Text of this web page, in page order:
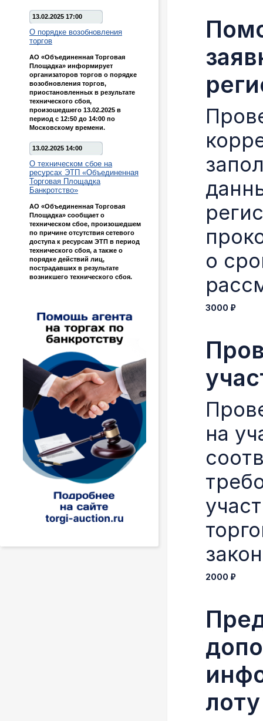
13.02.2025 17:00
О порядке возобновления
торгов
АО «Объединенная Торговая
Площадка» информирует
организаторов торгов о порядке
возобновления торгов,
приостановленных в результате
технического сбоя,
произошедшего 13.02.2025 в
период с 12:50 до 14:00 по
Московскому времени.
13.02.2025 14:00
О техническом сбое на
ресурсах ЭТП «Объединенная
Торговая Площадка
Банкротство»
АО «Объединенная Торговая
Площадка» сообщает о
техническом сбое, произошедшем
по причине отсутствия сетевого
доступа к ресурсам ЭТП в период
технического сбоя, а также о
порядке действий лиц,
пострадавших в результате
возникшего технического сбоя.
о
3000 ₽
на
2000 ₽
лоту